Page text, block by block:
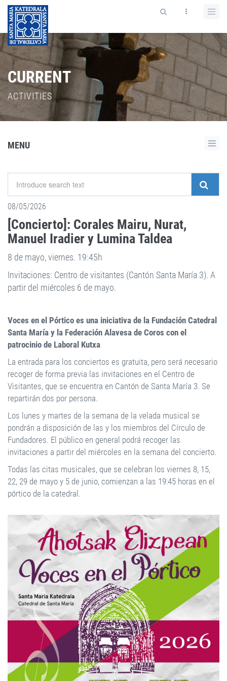
CURRENT
ACTIVITIES
MENU
08/05/2026
[Concierto]: Corales Mairu, Nurat,
Manuel Iradier y Lumina Taldea
8 de mayo, viernes. 19:45h
Invitaciones: Centro de visitantes (Cantón Santa María 3). A
partir del miércoles 6 de mayo.
Voces en el Pórtico es una iniciativa de la Fundación Catedral
Santa María y la Federación Alavesa de Coros con el
patrocinio de Laboral Kutxa
La entrada para los conciertos es gratuita, pero será necesario
recoger de forma previa las invitaciones en el Centro de
Visitantes, que se encuentra en Cantón de Santa María 3. Se
repartirán dos por persona.
Los lunes y martes de la semana de la velada musical se
pondrán a disposición de las y los miembros del Círculo de
Fundadores. El público en general podrá recoger las
invitaciones a partir del miércoles en la semana del concierto.
Todas las citas musicales, que se celebran los viernes 8, 15,
22, 29 de mayo y 5 de junio, comienzan a las 19:45 horas en el
pórtico de la catedral.